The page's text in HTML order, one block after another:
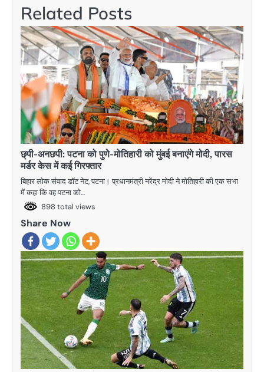
Related Posts
छ्पी-अनछपी: पटना को पुणे-मोतिहारी को मुंबई बनाएंगे मोदी, पारस
मर्डर केस में कई गिरफ्तार
बिहार लोक संवाद डॉट नेट, पटना। प्रधानमंत्री नरेंद्र मोदी ने मोतिहारी की एक सभा
में कहा कि वह पटना को…
898 total views
Share Now